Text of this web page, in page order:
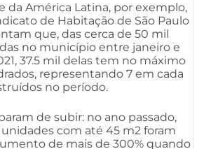
da América Latina, por exemplo,
de Habitação de São Paulo
que, das cerca de 50 mil
no município entre janeiro e
37.5 mil delas tem no máximo
representando 7 em cada
no período.
de subir: no ano passado,
com até 45 m2 foram
de mais de 300% quando